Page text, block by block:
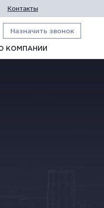
Контакты
Назначить звонок
КОМПАНИИ